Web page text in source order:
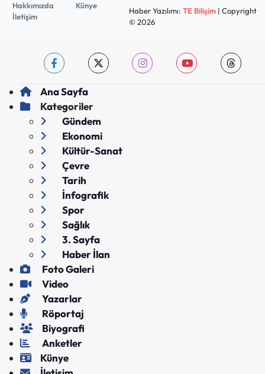
Hakkımızda
Künye
İletişim
Haber Yazılımı: TE Bilişim| Copyright
© 2026
Ana Sayfa
Kategoriler
Gündem
Ekonomi
Kültür-Sanat
Çevre
Tarih
İnfografik
Spor
Sağlık
3. Sayfa
Haber İlan
Foto Galeri
Video
Yazarlar
Röportaj
Biyografi
Anketler
Künye